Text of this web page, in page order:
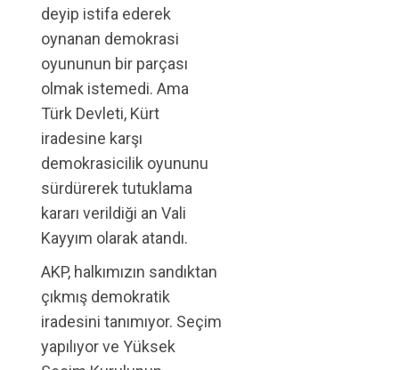
deyip istifa ederek
oynanan demokrasi
oyununun bir parçası
olmak istemedi. Ama
Türk Devleti, Kürt
iradesine karşı
demokrasicilik oyununu
sürdürerek tutuklama
kararı verildiği an Vali
Kayyım olarak atandı.
AKP, halkımızın sandıktan
çıkmış demokratik
iradesini tanımıyor. Seçim
yapılıyor ve Yüksek